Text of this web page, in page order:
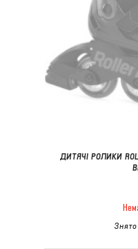
ДИТЯЧІ РОЛИКИ